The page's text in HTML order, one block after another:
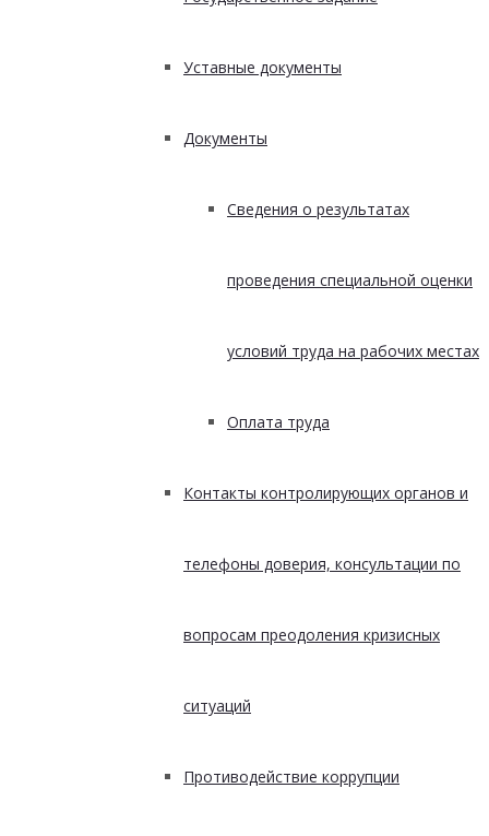
Уставные документы
Документы
Сведения о результатах
проведения специальной оценки
условий труда на рабочих местах
Оплата труда
Контакты контролирующих органов и
телефоны доверия, консультации по
вопросам преодоления кризисных
ситуаций
Противодействие коррупции